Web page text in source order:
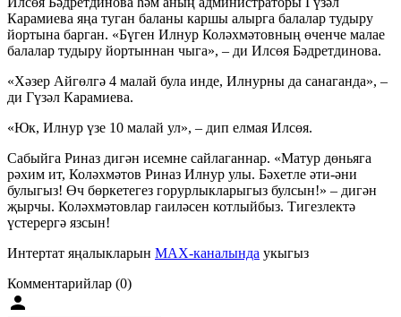
Карамиева яңа туган баланы каршы алырга балалар тудыру
йортына барган. «Бүген Илнур Коләхмәтовның өченче малае
балалар тудыру йортыннан чыга», – ди Илсөя Бәдретдинова.
«Хәзер Айгөлгә 4 малай була инде, Илнурны да санаганда», –
ди Гүзәл Карамиева.
«Юк, Илнур үзе 10 малай ул», – дип елмая Илсөя.
Сабыйга Риназ дигән исемне сайлаганнар. «Матур дөньяга
рәхим ит, Коләхмәтов Риназ Илнур улы. Бәхетле әти-әни
булыгыз! Өч бөркетегез горурлыкларыгыз булсын!» – дигән
җырчы. Коләхмәтовлар гаиләсен котлыйбыз. Тигезлектә
үстерергә язсын!
Интертат яңалыкларын MAX-каналында укыгыз
Комментарийлар (0)